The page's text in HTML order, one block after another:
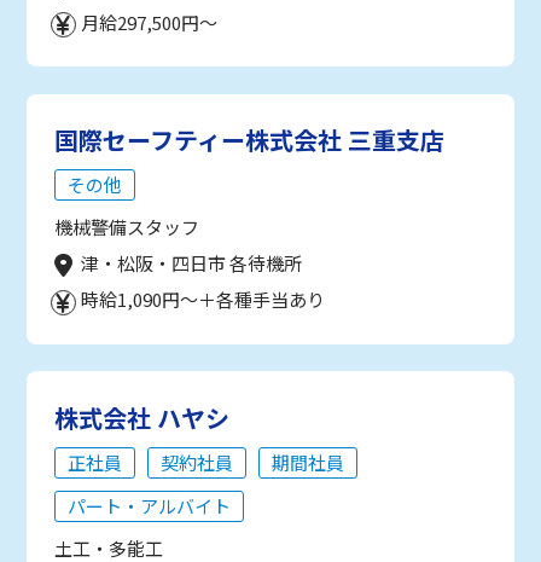
月給297,500円～
国際セーフティー株式会社 三重支店
その他
機械警備スタッフ
津・松阪・四日市 各待機所
時給1,090円～＋各種手当あり
株式会社 ハヤシ
正社員 契約社員
期間社員
パート・アルバイト
土工・多能工